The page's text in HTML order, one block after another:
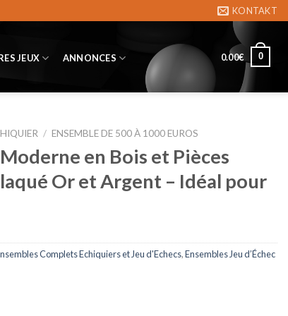
KONTAKT
JEUX ANNONCES 0.00€ 0
/ ENSEMBLE DE 500 À 1000 EUROS
en Bois et Pièces
Or et Argent – Idéal pour
Complets Echiquiers et Jeu d'Echecs,Ensembles Jeu d’Échec